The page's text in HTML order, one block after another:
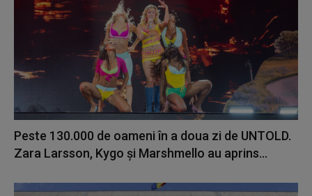
Peste 130.000 de oameni în a doua zi de UNTOLD.
Zara Larsson, Kygo și Marshmello au aprins...